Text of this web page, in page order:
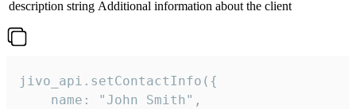
description string Additional information about the client
jivo_api.setContactInfo({
    name: "John Smith",